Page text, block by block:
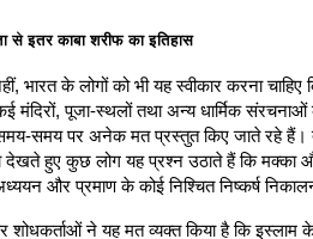
से इतर काबा शरीफ का इतिहास
भारत के लोगों को भी यह स्वीकार करना
मंदिरों, पूजा-स्थलों तथा अन्य धार्मिक
समय पर अनेक मत प्रस्तुत किए जाते रहे हैं।
देखते हुए कुछ लोग यह प्रश्न उठाते हैं कि मक्का
अध्ययन और प्रमाण के कोई निश्चित निष्कर्ष
ने यह मत व्यक्त किया है कि इस्लाम के